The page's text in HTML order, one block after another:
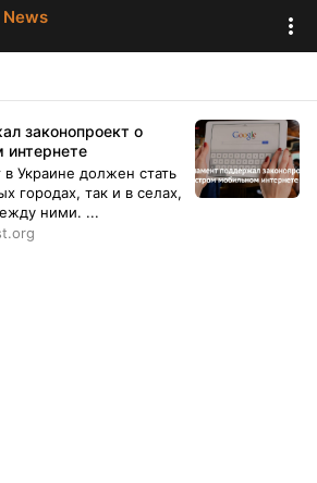
законопроект о
Украине должен стать
городах, так и в селах,
ними. ...